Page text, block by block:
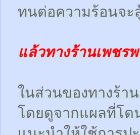
ทนต่อความร้อนจะ
แล้วทางร้านเพชร
ในส่วนของทางร้า
โดยดูจากแผลที่โด